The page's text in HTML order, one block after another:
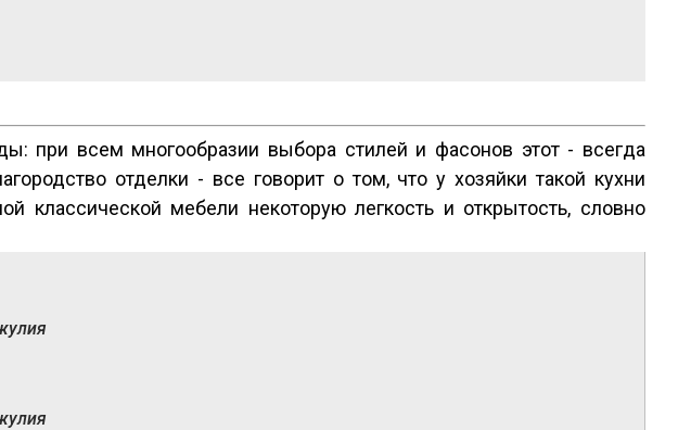
при всем многообразии выбора стилей и фасонов этот - всегда
отделки - все говорит о том, что у хозяйки такой кухни
мебели некоторую легкость и открытость, словно